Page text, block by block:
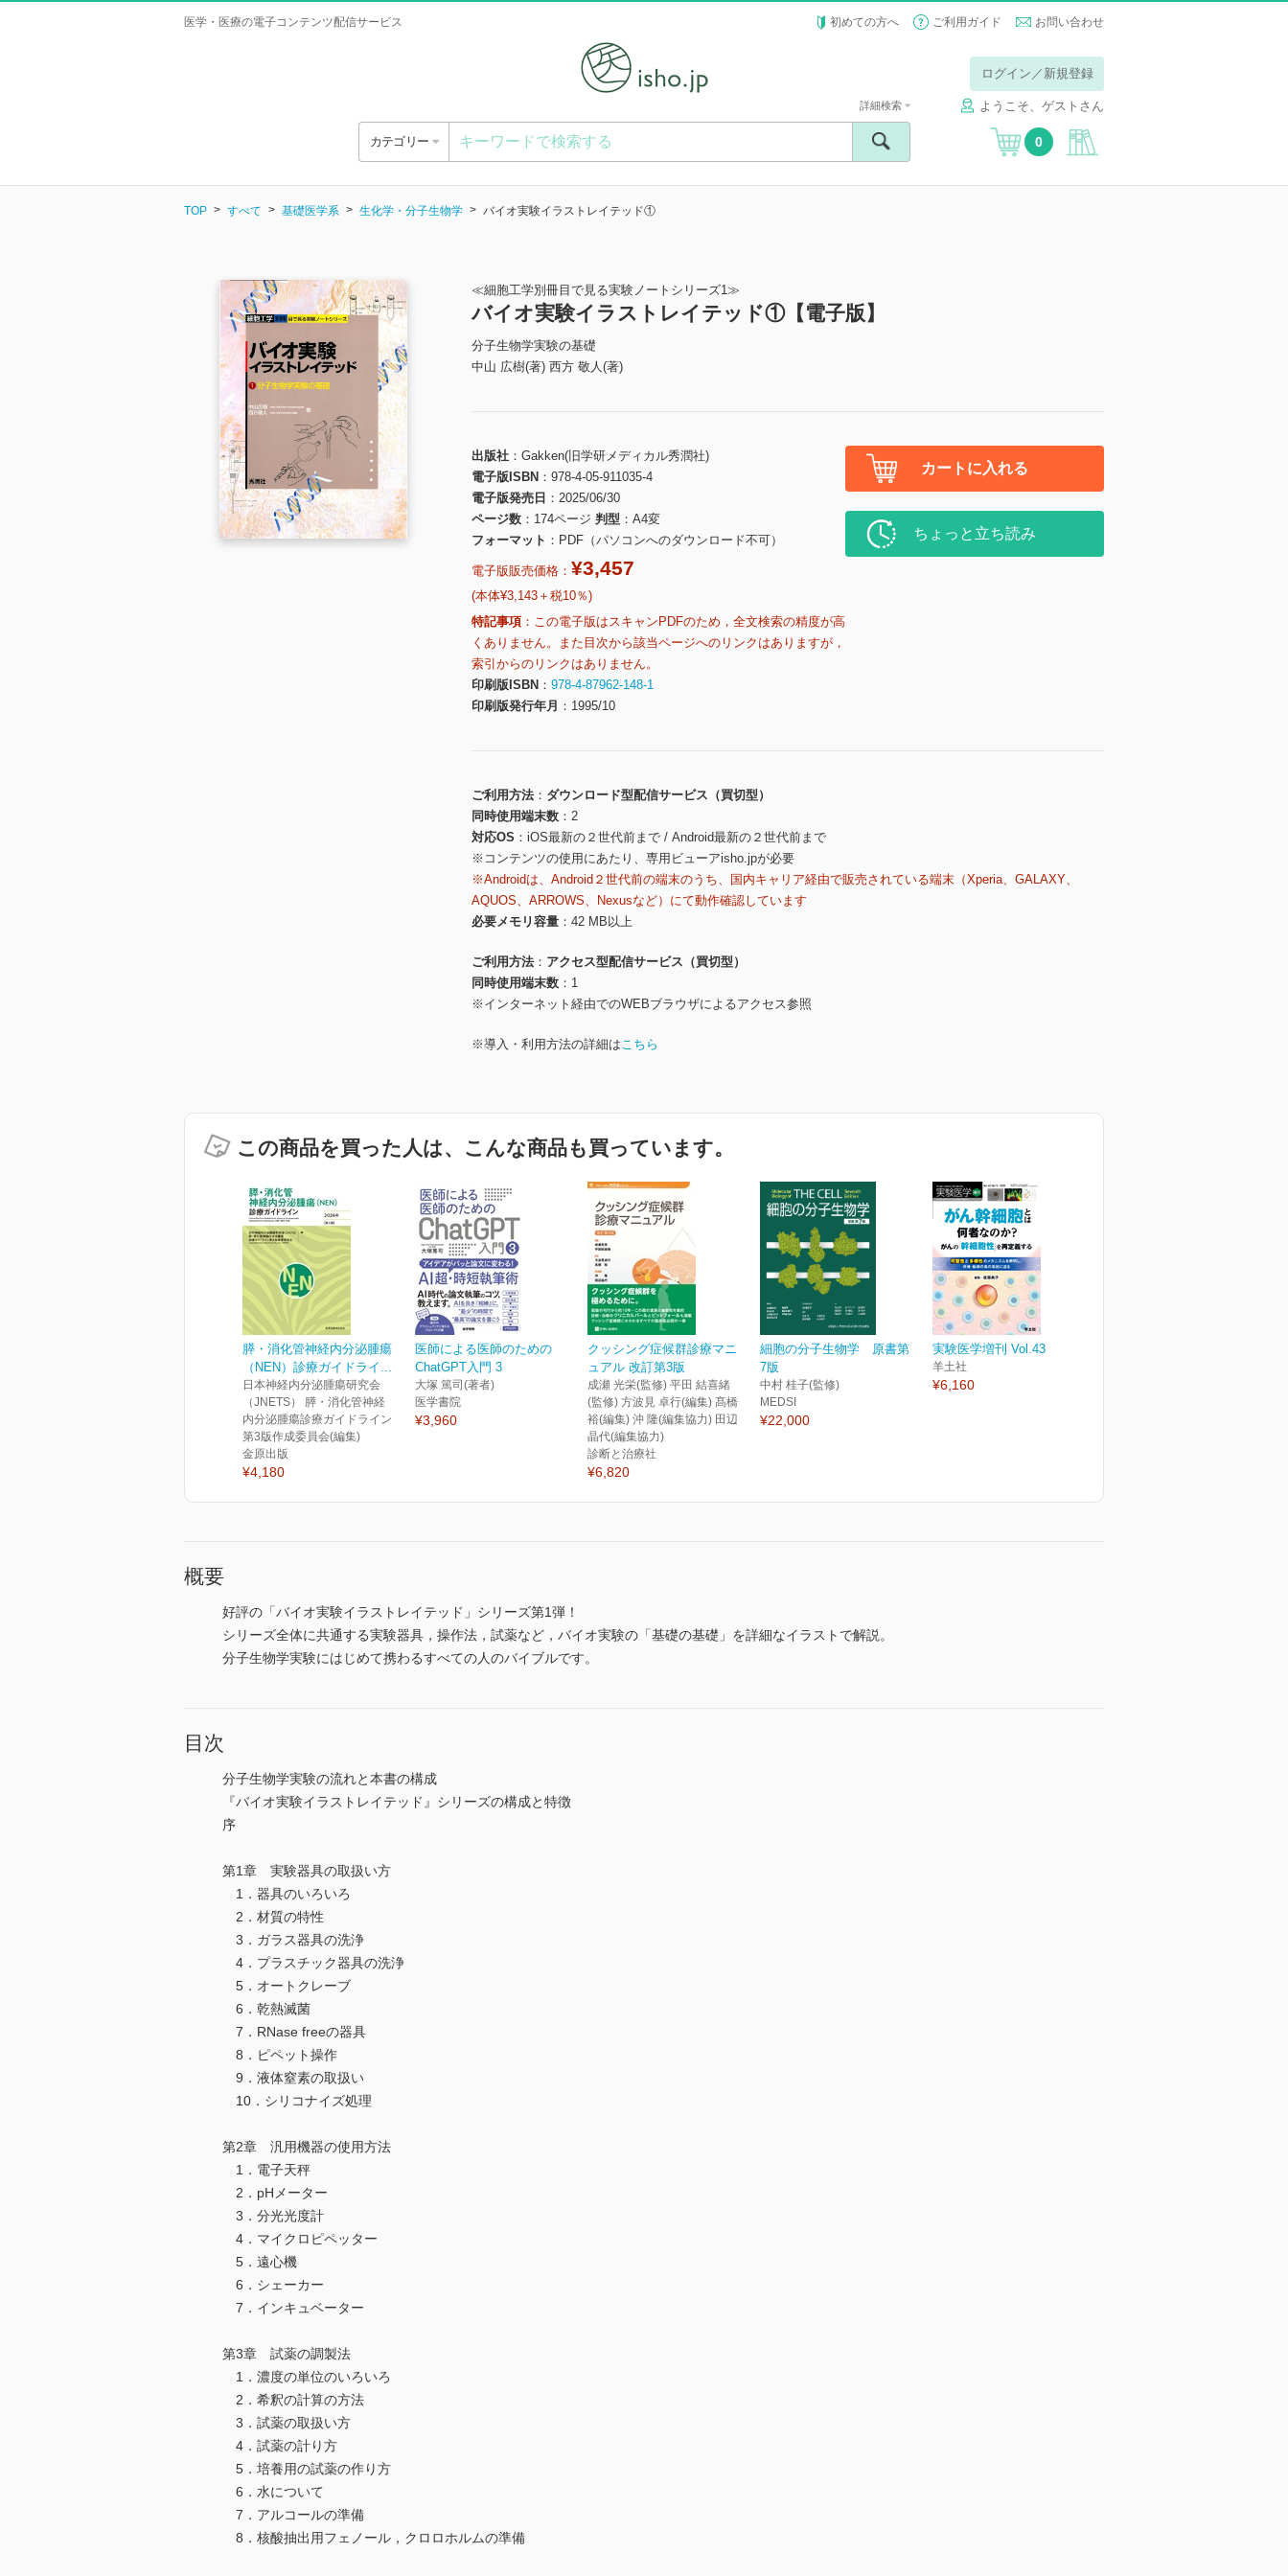
医学・医療の電子コンテンツ配信サービス 初めての方へ ご利用ガイド お問い合わせ
ログイン／新規登録
ようこそ、ゲストさん
カテゴリー
詳細検索
0
TOP すべて 基礎医学系 生化学・分子生物学 バイオ実験イラストレイテッド①
≪細胞工学別冊目で見る実験ノートシリーズ1≫
バイオ実験イラストレイテッド①【電子版】
分子生物学実験の基礎
中山 広樹(著) 西方 敬人(著)
出版社
Gakken(旧学研メディカル秀潤社)
電子版ISBN
978-4-05-911035-4
電子版発売日
2025/06/30
ページ数
174ページ 判型
A4変
フォーマット
PDF（パソコンへのダウンロード不可）
電子版販売価格： ¥3,457
(本体¥3,143＋税10％)
特記事項
この電子版はスキャンPDFのため，全文検索の精度が高
くありません。また目次から該当ページへのリンクはありますが，
索引からのリンクはありません。
印刷版ISBN
978-4-87962-148-1
印刷版発行年月
1995/10
カートに入れる
ちょっと立ち読み
ご利用方法
ダウンロード型配信サービス（買切型）
同時使用端末数
2
対応OS
iOS最新の２世代前まで / Android最新の２世代前まで
※コンテンツの使用にあたり、専用ビューアisho.jpが必要
※Androidは、Android２世代前の端末のうち、国内キャリア経由で販売されている端末（Xperia、GALAXY、
AQUOS、ARROWS、Nexusなど）にて動作確認しています
必要メモリ容量
42 MB以上
ご利用方法
アクセス型配信サービス（買切型）
同時使用端末数
1
※インターネット経由でのWEBブラウザによるアクセス参照
※導入・利用方法の詳細はこちら
この商品を買った人は、こんな商品も買っています。
膵・消化管神経内分泌腫瘍
（NEN）診療ガイドライ...
日本神経内分泌腫瘍研究会
（JNETS） 膵・消化管神経
内分泌腫瘍診療ガイドライン
第3版作成委員会(編集)
金原出版
¥4,180
医師による医師のための
ChatGPT入門 3
大塚 篤司(著者)
医学書院
¥3,960
クッシング症候群診療マニ
ュアル 改訂第3版
成瀬 光栄(監修) 平田 結喜緒
(監修) 方波見 卓行(編集) 髙橋
裕(編集) 沖 隆(編集協力) 田辺
晶代(編集協力)
診断と治療社
¥6,820
細胞の分子生物学 原書第
7版
中村 桂子(監修)
MEDSI
¥22,000
実験医学増刊 Vol.43 No.12
羊土社
¥6,160
概要
好評の「バイオ実験イラストレイテッド」シリーズ第1弾！
シリーズ全体に共通する実験器具，操作法，試薬など，バイオ実験の「基礎の基礎」を詳細なイラストで解説。
分子生物学実験にはじめて携わるすべての人のバイブルです。
目次
分子生物学実験の流れと本書の構成
『バイオ実験イラストレイテッド』シリーズの構成と特徴
序
第1章 実験器具の取扱い方
1．器具のいろいろ
2．材質の特性
3．ガラス器具の洗浄
4．プラスチック器具の洗浄
5．オートクレーブ
6．乾熱滅菌
7．RNase freeの器具
8．ピペット操作
9．液体窒素の取扱い
10．シリコナイズ処理
第2章 汎用機器の使用方法
1．電子天秤
2．pHメーター
3．分光光度計
4．マイクロピペッター
5．遠心機
6．シェーカー
7．インキュベーター
第3章 試薬の調製法
1．濃度の単位のいろいろ
2．希釈の計算の方法
3．試薬の取扱い方
4．試薬の計り方
5．培養用の試薬の作り方
6．水について
7．アルコールの準備
8．核酸抽出用フェノール，クロロホルムの準備